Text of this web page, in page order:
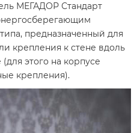
МЕГАДОР Стандарт
предназначенный для
крепления к стене вдоль
этого на корпусе
крепления).